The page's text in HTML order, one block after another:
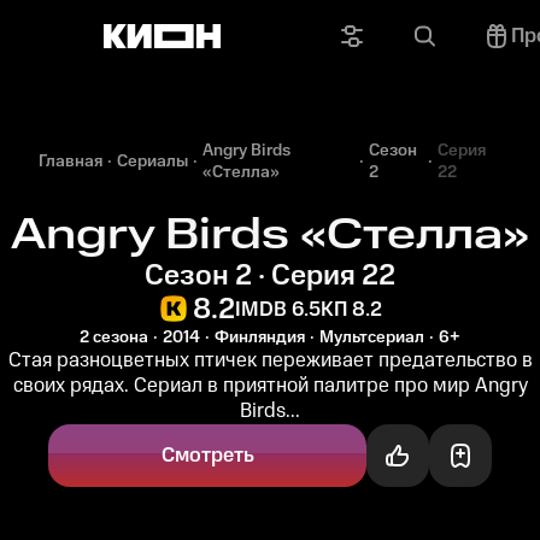
Главная Сериалы Angry Birds
«Стелла»
Сезон
2
Серия
22
Angry Birds «Стелла»
Сезон 2 · Серия 22
8.2IMDB 6.5КП 8.2
2 сезона 2014 Финляндия Мультсериал 6+
Стая разноцветных птичек переживает предательство в
своих рядах. Cериал в приятной палитре про мир Angry
Birds...
Смотреть